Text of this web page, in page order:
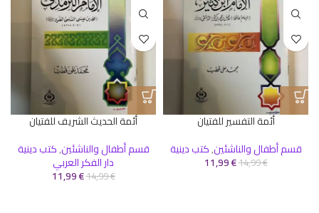
أئمة التفسير للفتيان
قسم أطفال والناشئين,كتب دينية
14,99€
11,99€
أئمة الحديث الشريف للفتيان
قسم أطفال والناشئين,كتب دينية
دار الفكر العربي
14,99€
11,99€